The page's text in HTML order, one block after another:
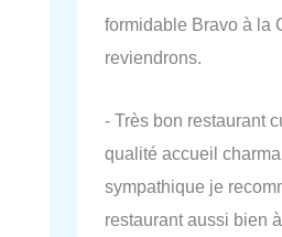
formidable Bravo à la
reviendrons.
- Très bon restaurant
qualité accueil
sympathique je
restaurant aussi bien